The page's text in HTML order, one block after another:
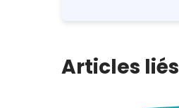
Articles liés